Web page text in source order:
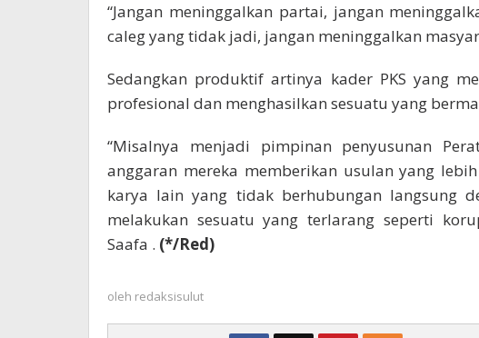
“Jangan meninggalkan partai, jangan
caleg yang tidak jadi, jangan meninggalkan
Sedangkan produktif artinya kader PKS yang
profesional dan menghasilkan sesuatu yang
“Misalnya menjadi pimpinan penyusunan
anggaran mereka memberikan usulan yang
karya lain yang tidak berhubungan langsung
melakukan sesuatu yang terlarang seperti
Saafa . (*/Red)
oleh redaksisulut